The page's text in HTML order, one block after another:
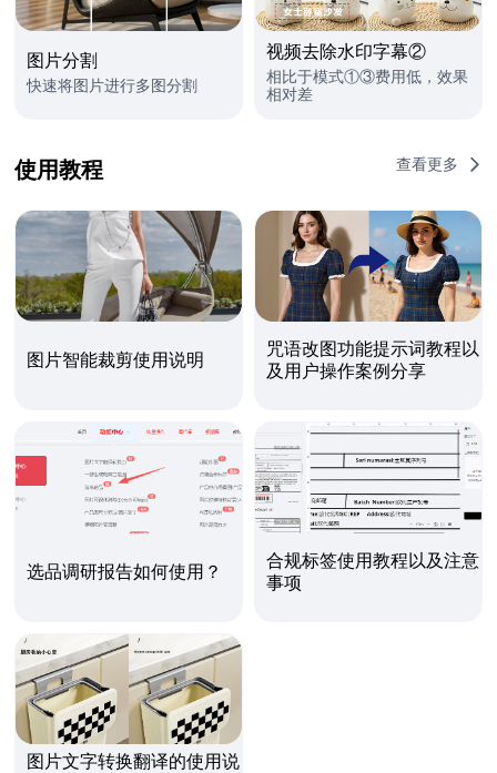
图片分割
快速将图片进行多图分割
视频去除水印字幕②
相比于模式①③费用低，效果
相对差
使用教程 查看更多
图片智能裁剪使用说明
咒语改图功能提示词教程以
及用户操作案例分享
选品调研报告如何使用？
合规标签使用教程以及注意
事项
图片文字转换翻译的使用说